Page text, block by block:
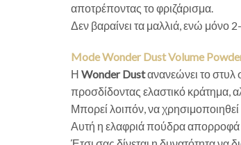
αποτρέποντας το φριζάρισμα.
Δεν βαραίνει τα μαλλιά, ενώ μόνο
Mode Wonder Dust Volume
Η Wonder Dustανανεώνει το στυλ
προσδίδοντας ελαστικό κράτημα,
Μπορεί λοιπόν, να
Αυτή η ελαφριά πούδρα απορροφά